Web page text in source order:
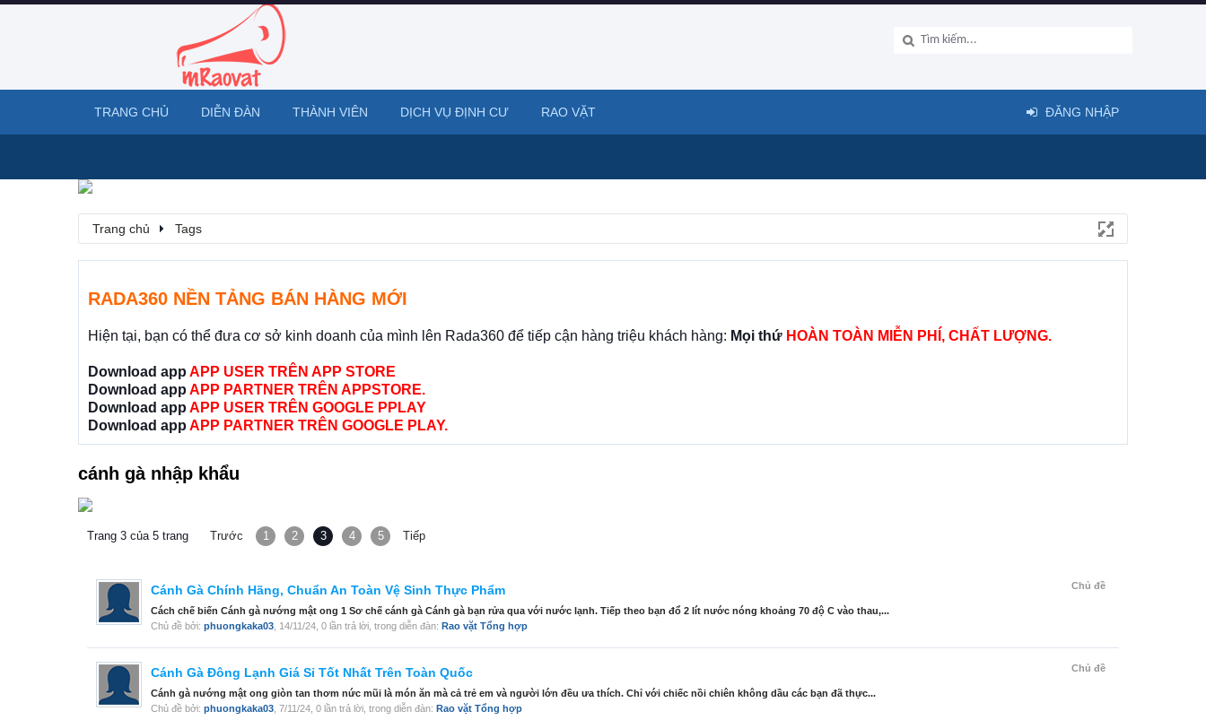
Trang chủ Tags
RADA360 NỀN TẢNG BÁN HÀNG MỚI
Hiện tại, bạn có thể đưa cơ sở kinh doanh của mình lên Rada360 để tiếp cận hàng triệu khách hàng: Mọi thứ HOÀN TOÀN MIỄN PHÍ, CHẤT LƯỢNG.
Download app APP USER TRÊN APP STORE
Download app APP PARTNER TRÊN APPSTORE.
Download app APP USER TRÊN GOOGLE PPLAY
Download app APP PARTNER TRÊN GOOGLE PLAY.
cánh gà nhập khẩu
Trang 3 của 5 trang Trước 1 2 3 4 5 Tiếp
Chủ đề
Cánh Gà Chính Hãng, Chuẩn An Toàn Vệ Sinh Thực Phẩm
Cách chế biến Cánh gà nướng mật ong 1 Sơ chế cánh gà Cánh gà bạn rửa qua với nước lạnh. Tiếp theo bạn đổ 2 lít nước nóng khoảng 70 độ C vào thau,...
Chủ đề bởi: phuongkaka03 14/11/24 , 0 lần trả lời, trong diễn đàn: Rao vặt Tổng hợp
Chủ đề
Cánh Gà Đông Lạnh Giá Sỉ Tốt Nhất Trên Toàn Quốc
Cánh gà nướng mật ong giòn tan thơm nức mũi là món ăn mà cả trẻ em và người lớn đều ưa thích. Chỉ với chiếc nồi chiên không dầu các bạn đã thực...
Chủ đề bởi: phuongkaka03 7/11/24 , 0 lần trả lời, trong diễn đàn: Rao vặt Tổng hợp
TRANG CHỦ DIỄN ĐÀN THÀNH VIÊN DỊCH VỤ ĐỊNH CƯ RAO VẶT ĐĂNG NHẬP